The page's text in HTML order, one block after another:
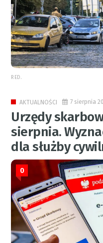
RED.
AKTUALNOŚCI 7 sierpnia
Urzędy
sierpnia.
dla służby
0